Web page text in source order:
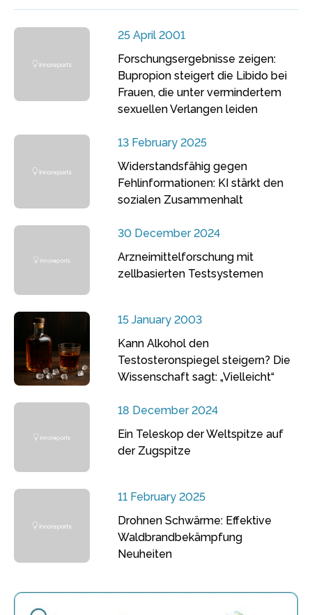
25 April 2001
Forschungsergebnisse zeigen:
Bupropion steigert die Libido bei
Frauen, die unter vermindertem
sexuellen Verlangen leiden
13 February 2025
Widerstandsfähig gegen
Fehlinformationen: KI stärkt den
sozialen Zusammenhalt
30 December 2024
Arzneimittelforschung mit
zellbasierten Testsystemen
15 January 2003
Kann Alkohol den
Testosteronspiegel steigern? Die
Wissenschaft sagt: „Vielleicht“
18 December 2024
Ein Teleskop der Weltspitze auf
der Zugspitze
11 February 2025
Drohnen Schwärme: Effektive
Waldbrandbekämpfung
Neuheiten